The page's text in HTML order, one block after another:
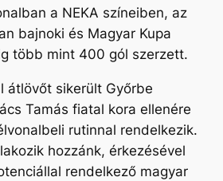
a NEKA színeiben, az
bajnoki és Magyar Kupa
több mint 400 gól szerzett.
átlövőt sikerült Győrbe
Tamás fiatal kora ellenére
rutinnal rendelkezik.
hozzánk, érkezésével
rendelkező magyar